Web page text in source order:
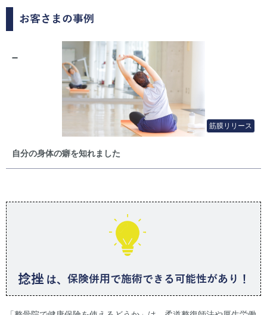
お客さまの事例
筋膜リリース
自分の身体の癖を知れました
捻挫 は、 保険併用 で施術できる可能性があり！